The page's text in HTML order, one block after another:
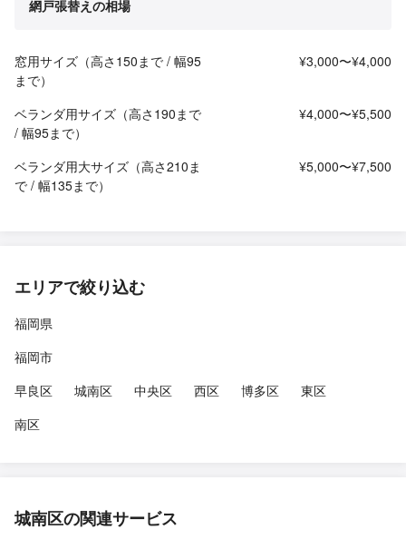
網戸張替えの相場
窓用サイズ（高さ150まで / 幅95
まで）
¥3,000〜¥4,000
ベランダ用サイズ（高さ190まで
/ 幅95まで）
¥4,000〜¥5,500
ベランダ用大サイズ（高さ210ま
で / 幅135まで）
¥5,000〜¥7,500
エリアで絞り込む
福岡県
福岡市
早良区
城南区 中央区 西区 博多区
東区
南区
城南区の関連サービス